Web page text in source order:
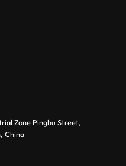
Zone Pinghu Street,
China